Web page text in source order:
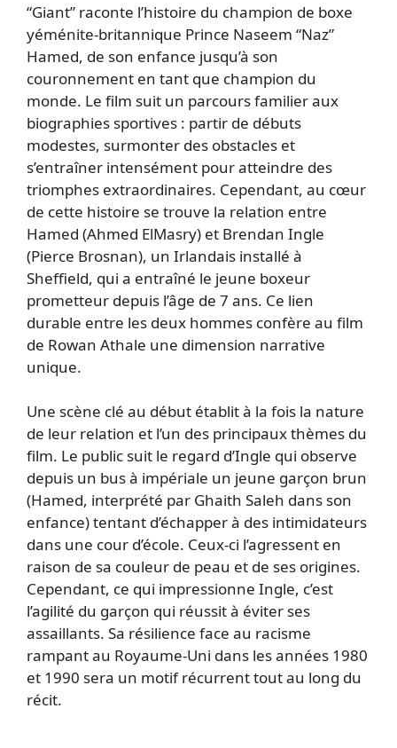
“Giant” raconte l’histoire du champion de boxe
yéménite-britannique Prince Naseem “Naz”
Hamed, de son enfance jusqu’à son
couronnement en tant que champion du
monde. Le film suit un parcours familier aux
biographies sportives : partir de débuts
modestes, surmonter des obstacles et
s’entraîner intensément pour atteindre des
triomphes extraordinaires. Cependant, au cœur
de cette histoire se trouve la relation entre
Hamed (Ahmed ElMasry) et Brendan Ingle
(Pierce Brosnan), un Irlandais installé à
Sheffield, qui a entraîné le jeune boxeur
prometteur depuis l’âge de 7 ans. Ce lien
durable entre les deux hommes confère au film
de Rowan Athale une dimension narrative
unique.
Une scène clé au début établit à la fois la nature
de leur relation et l’un des principaux thèmes du
film. Le public suit le regard d’Ingle qui observe
depuis un bus à impériale un jeune garçon brun
(Hamed, interprété par Ghaith Saleh dans son
enfance) tentant d’échapper à des intimidateurs
dans une cour d’école. Ceux-ci l’agressent en
raison de sa couleur de peau et de ses origines.
Cependant, ce qui impressionne Ingle, c’est
l’agilité du garçon qui réussit à éviter ses
assaillants. Sa résilience face au racisme
rampant au Royaume-Uni dans les années 1980
et 1990 sera un motif récurrent tout au long du
récit.